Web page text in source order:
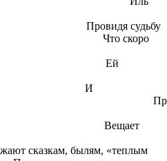
судьбу
скоро
Ей
И
Вещает
сказкам, былям, «теплым